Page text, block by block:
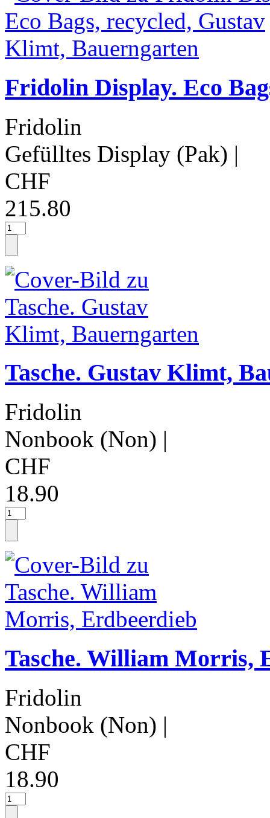
Fridolin Display. Eco
Fridolin
Gefülltes Display (Pak) |
CHF
215.80
Tasche. Gustav Klimt,
Fridolin
Nonbook (Non) |
CHF
18.90
Tasche. William Morris,
Fridolin
Nonbook (Non) |
CHF
18.90